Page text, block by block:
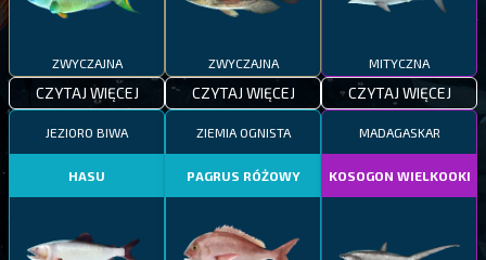
ZWYCZAJNA
CZYTAJ WIĘCEJ
ZWYCZAJNA
CZYTAJ WIĘCEJ
MITYCZNA
CZYTAJ WIĘCEJ
JEZIORO BIWA
HASU
ZIEMIA OGNISTA
PAGRUS RÓŻOWY
MADAGASKAR
KOSOGON WIELKOOKI